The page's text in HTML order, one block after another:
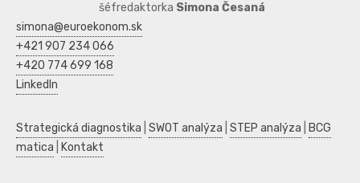
šéfredaktorka Simona Česaná
simona@euroekonom.sk
+421 907 234 066
+420 774 699 168
LinkedIn
Strategická diagnostika SWOT analýza STEP analýza
BCG
matica
Kontakt